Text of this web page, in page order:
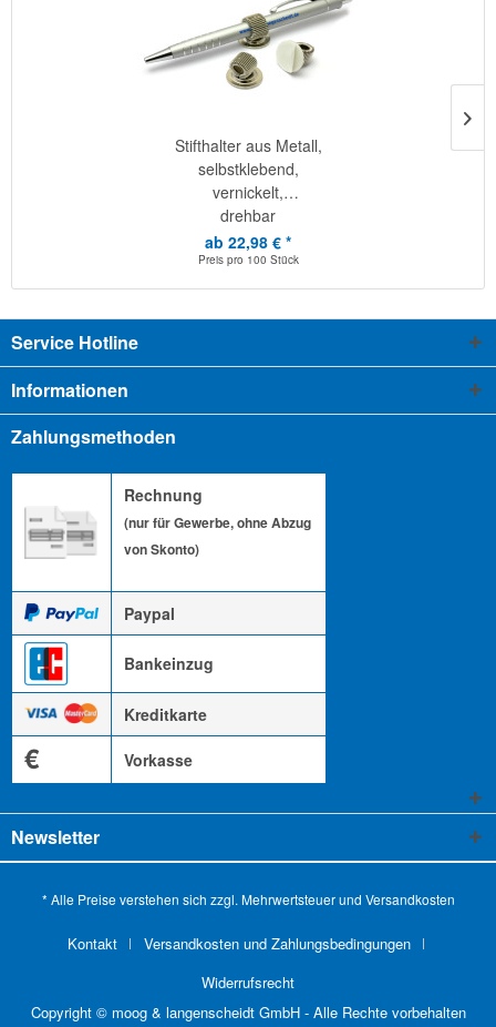
Stifthalter aus Metall,
selbstklebend,
vernickelt,
drehbar
ab 22,98 € *
Preis pro 100 Stück
Service Hotline
Informationen
Zahlungsmethoden
Rechnung
(nur für Gewerbe, ohne Abzug
von Skonto)
Paypal
Bankeinzug
Kreditkarte
€ Vorkasse
Newsletter
* Alle Preise verstehen sich zzgl. Mehrwertsteuer und Versandkosten
Kontakt
Versandkosten und Zahlungsbedingungen
Widerrufsrecht
Copyright © moog & langenscheidt GmbH - Alle Rechte vorbehalten